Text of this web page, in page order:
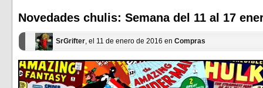
ventana
nueva)
ventana
nueva)
Novedades chulis: Semana del 11 al 17
SrGrifter, el 11 de enero de 2016 en Compras